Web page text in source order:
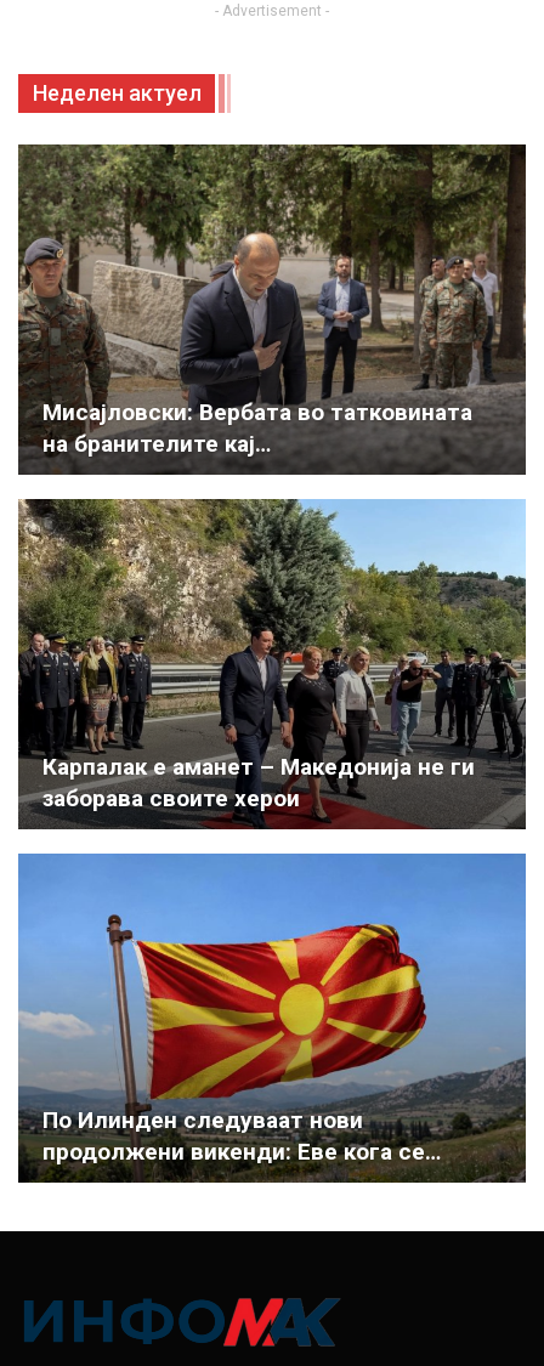
- Advertisement -
Неделен актуел
Мисајловски: Вербата во татковината
на бранителите кај…
Карпалак е аманет – Македонија не ги
заборава своите херои
По Илинден следуваат нови
продолжени викенди: Еве кога се…